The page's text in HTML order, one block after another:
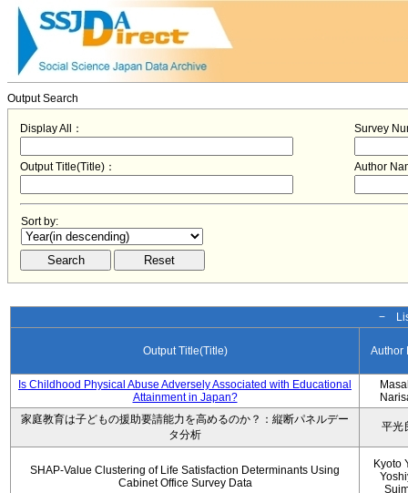
Output Search
Display All： Survey
Output Title(Title)： Author
Sort by:
−
Output Title(Title) Author
Is Childhood Physical Abuse Adversely Associated with Educational
Attainment in Japan?
家庭教育は子どもの援助要請能力を高めるのか？：縦断パネルデー
タ分析
平光
SHAP-Value Clustering of Life Satisfaction Determinants Using
Cabinet Office Survey Data
Kyoto